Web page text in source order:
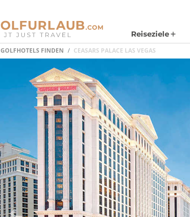
Reiseziele
GOLFHOTELS FINDEN CEASARS PALACE LAS VEGAS